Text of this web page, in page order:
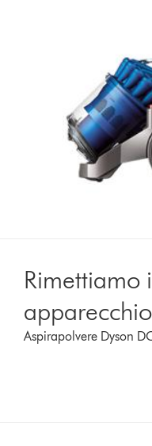
Rimettiamo
apparecchio
Aspirapolvere Dyson